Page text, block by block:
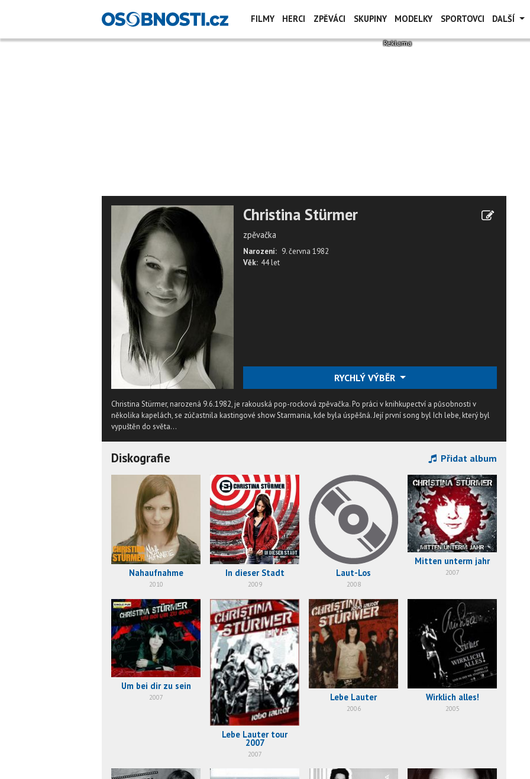
FILMY HERCI ZPĚVÁCI SKUPINY MODELKY SPORTOVCI DALŠÍ
Christina Stürmer
zpěvačka
Narození: 9. června 1982
Věk: 44 let
RYCHLÝ VÝBĚR
Christina Stürmer, narozená 9.6.1982, je rakouská pop-rocková zpěvačka. Po práci v knihkupectví a působnosti v
několika kapelách, se zúčastnila kastingové show Starmania, kde byla úspěšná. Její první song byl Ich lebe, který byl
vypuštěn do světa...
Diskografie Přidat album
Nahaufnahme
2010
In dieser Stadt
2009
Laut-Los
2008
Mitten unterm jahr
2007
Um bei dir zu sein
2007
Lebe Lauter tour
2007
2007
Lebe Lauter
2006
Wirklich alles!
2005